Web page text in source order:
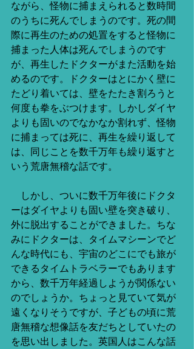
ながら、怪物に捕まえられると数時間
のうちに死んでしまうのです。死の間
際に再生のための処置をすると怪物に
捕まった人体は死んでしまうのです
が、再生したドクターがまた活動を始
めるのです。ドクターはとにかく壁に
たどり着いては、壁をたたき割ろうと
何度も拳をぶつけます。しかしダイヤ
よりも固いのでなかなか割れず、怪物
に捕まっては死に、再生を繰り返して
は、同じことを数千万年も繰り返すと
いう荒唐無稽な話です。
しかし、ついに数千万年後にドクタ
ーはダイヤよりも固い壁を突き破り、
外に脱出することができました。ちな
みにドクターは、タイムマシーンでど
んな時代にも、宇宙のどこにでも旅が
できるタイムトラベラーでもあります
から、数千万年経過しようが関係ない
のでしょうか。ちょっと見ていて気が
遠くなりそうですが、子どもの頃に荒
唐無稽な想像話を友だちとしていたの
を思い出しました。英国人はこんな話